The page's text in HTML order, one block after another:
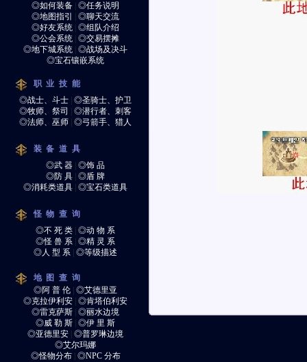
◎如何装备 |◎任务说明
◎地图指引
|◎聊天交流
◎好友系统 |◎组队介绍
◎公会系统 |◎交易摆摊
◎地下城系统 |◎战场及决斗
◎宝石镶嵌系统
职业技能
◎战士、斗士 |◎圣骑士、护卫
◎牧师、祭司
|◎潜行者、刺客
◎法师、巫师 |◎弓箭手、猎人
装备道具
◎武 器 |◎饰 品
◎防 具 |◎盾 牌
◎消耗类道具 |◎宝石类道具
怪物查询
◎不 死 类 |◎动 物 系
◎怪 兽 系 |◎精 灵 系
◎人 型 系 |◎等级描述
地图查询
◎阿 普 伦 |◎艾德里亚
◎克拉伊利安 |◎肯塔伯利安
◎雷克萨斯 |◎丽水边境
◎威 勒 斯 |◎伊 里 斯
◎亚德里安 |◎普罗琳边境
◎艾尔玛娜
◎怪物分布 ◎NPC 分布